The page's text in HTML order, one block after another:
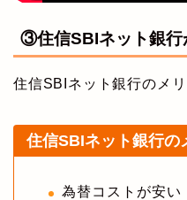
③住信SBIネット銀行
住信SBIネット銀行のメリ
住信SBIネット銀行の
為替コストが安い